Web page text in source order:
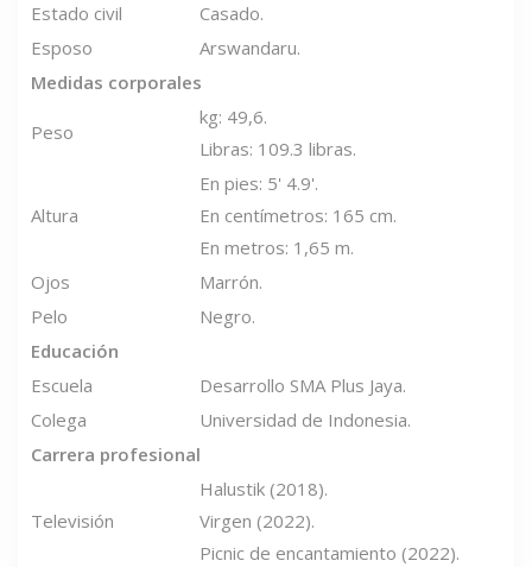
Estado civil
Casado.
Esposo
Arswandaru.
Medidas corporales
Peso
kg: 49,6.
Libras: 109.3 libras.
Altura
En pies: 5' 4.9'.
En centímetros: 165 cm.
En metros: 1,65 m.
Ojos
Marrón.
Pelo
Negro.
Educación
Escuela
Desarrollo SMA Plus Jaya.
Colega
Universidad de Indonesia.
Carrera profesional
Televisión
Halustik (2018).
Virgen (2022).
Picnic de encantamiento (2022).